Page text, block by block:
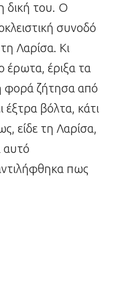
δική του. Ο
συνοδό
Λαρίσα. Κι
έρωτα, έριξα τα
φορά ζήτησα από
έξτρα βόλτα, κάτι
είδε τη Λαρίσα,
αυτό
πως